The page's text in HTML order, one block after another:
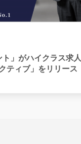
ト」がハイクラス求人
ティブ」をリリース